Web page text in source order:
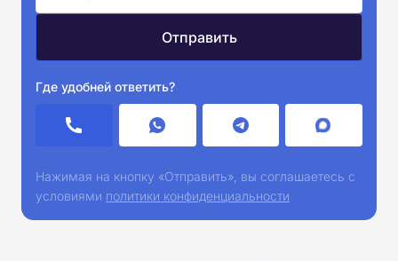
Где удобней ответить?
Нажимая на кнопку «Отправить», вы соглашаетесь с
условиями политики конфиденциальности